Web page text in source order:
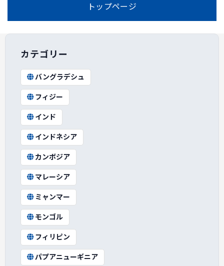
トップページ
カテゴリー
バングラデシュ
フィジー
インド
インドネシア
カンボジア
マレーシア
ミャンマー
モンゴル
フィリピン
パプアニューギニア